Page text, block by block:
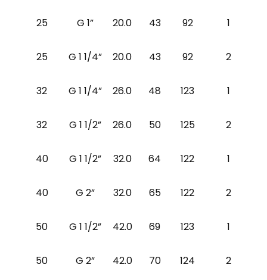
25 G 1” 20.0 43 92 1
25 G 1 1/4” 20.0 43 92 2
32 G 1 1/4” 26.0 48 123 1
32 G 1 1/2” 26.0 50 125 2
40 G 1 1/2” 32.0 64 122 1
40 G 2” 32.0 65 122 2
50 G 1 1/2” 42.0 69 123 1
50 G 2” 42.0 70 124 2